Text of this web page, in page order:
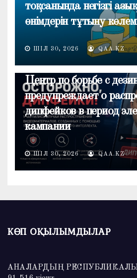
тоқсанында негізгі
өнімдерін тұтыну
ШІЛ 30, 2026 QAA.KZ
ОБЩЕСТВО
Центр по борьбе с
предупреждает о
дипфейков в период
кампании
ШІЛ 30, 2026 QAA.KZ
КӨП ОҚЫЛЫМДЫЛАР
АНАЛАРДЫҢ